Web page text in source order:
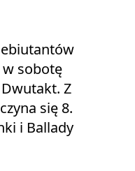
w sobotę
Z
się 8.
i Ballady